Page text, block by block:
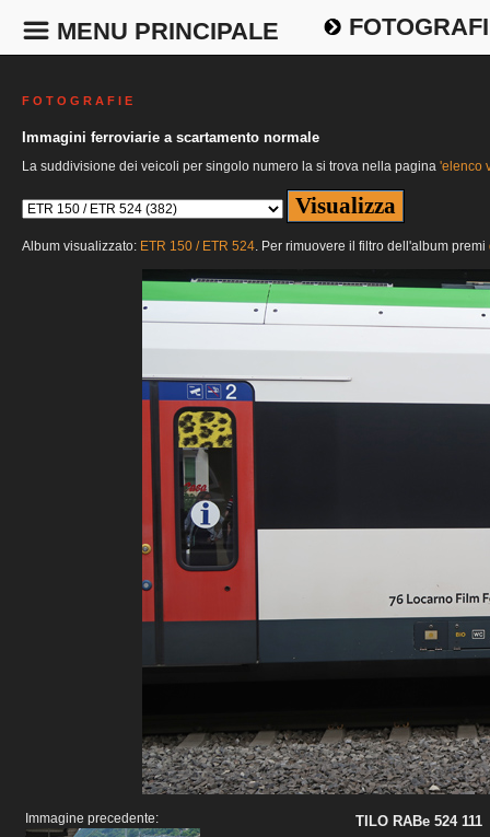
MENU PRINCIPALE
F O T O G R A F I E
Immagini ferroviarie a scartamento normale
La suddivisione dei veicoli per singolo numero la si trova nella pagina 'elenco
Album visualizzato: ETR 150 / ETR 524. Per rimuovere il filtro dell'album premi
Immagine precedente:
TILO RABe 524 111